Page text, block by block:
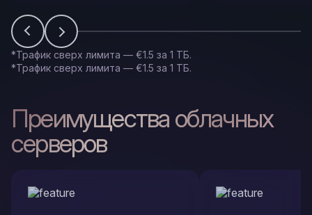
*Трафик сверх лимита — €1.5 за 1 ТБ.
*Трафик сверх лимита — €1.5 за 1 ТБ.
Преимущества облачных
серверов